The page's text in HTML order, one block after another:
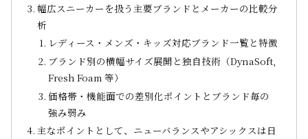
幅広スニーカーを扱う主要ブランドとメーカーの比較分
析
レディース・メンズ・キッズ対応ブランド一覧と特徴
ブランド別の横幅サイズ展開と独自技術（DynaSoft,
Fresh Foam 等）
価格帯・機能面での差別化ポイントとブランド毎の
強み弱み
主なポイントとして、ニューバランスやアシックスは日